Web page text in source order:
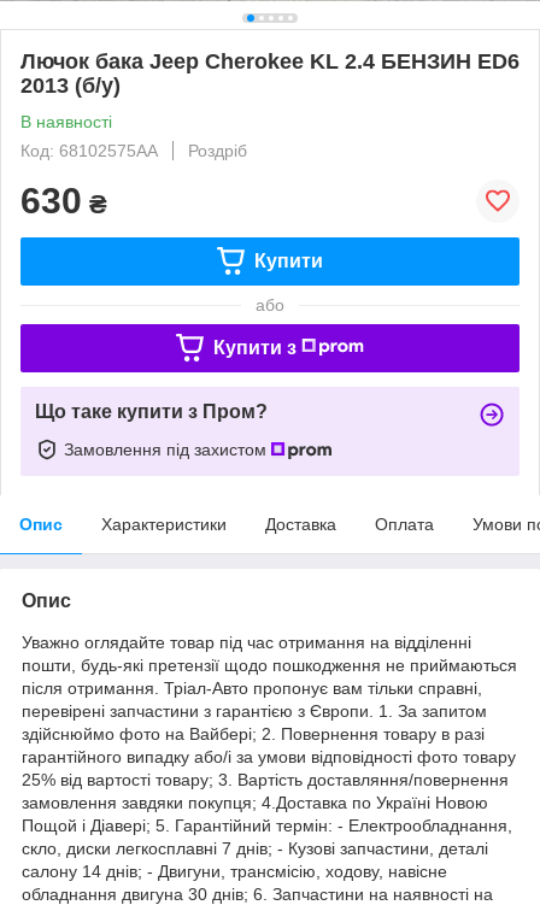
Лючок бака Jeep Cherokee KL 2.4 БЕНЗИН ED6
2013 (б/у)
В наявності
Код: 68102575AA
Роздріб
630 ₴
Купити
або
Купити з
Що таке купити з Пром?
Замовлення під захистом
Опис Характеристики Доставка Оплата Умови
Опис
Уважно оглядайте товар під час отримання на відділенні
пошти, будь-які претензії щодо пошкодження не приймаються
після отримання. Тріал-Авто пропонує вам тільки справні,
перевірені запчастини з гарантією з Європи. 1. За запитом
здійснюймо фото на Вайбері; 2. Повернення товару в разі
гарантійного випадку або/і за умови відповідності фото товару
25% від вартості товару; 3. Вартість доставляння/повернення
замовлення завдяки покупця; 4.Доставка по Україні Новою
Пощой і Діавері; 5. Гарантійний термін: - Електрообладнання,
скло, диски легкосплавні 7 днів; - Кузові запчастини, деталі
салону 14 днів; - Двигуни, трансмісію, ходову, навісне
обладнання двигуна 30 днів; 6. Запчастини на наявності на